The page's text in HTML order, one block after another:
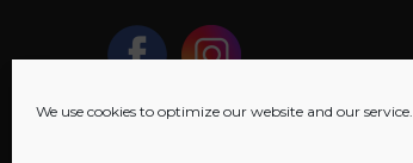
We use cookies to optimize our website and our service.